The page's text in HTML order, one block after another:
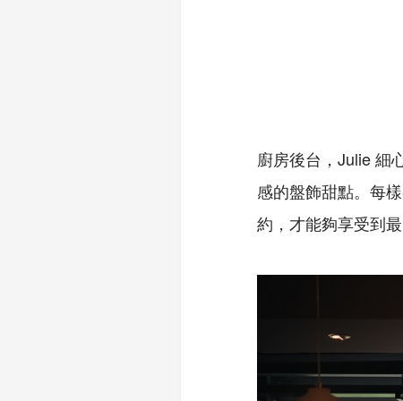
廚房後台，Julie 細
感的盤飾甜點。每
約，才能夠享受到